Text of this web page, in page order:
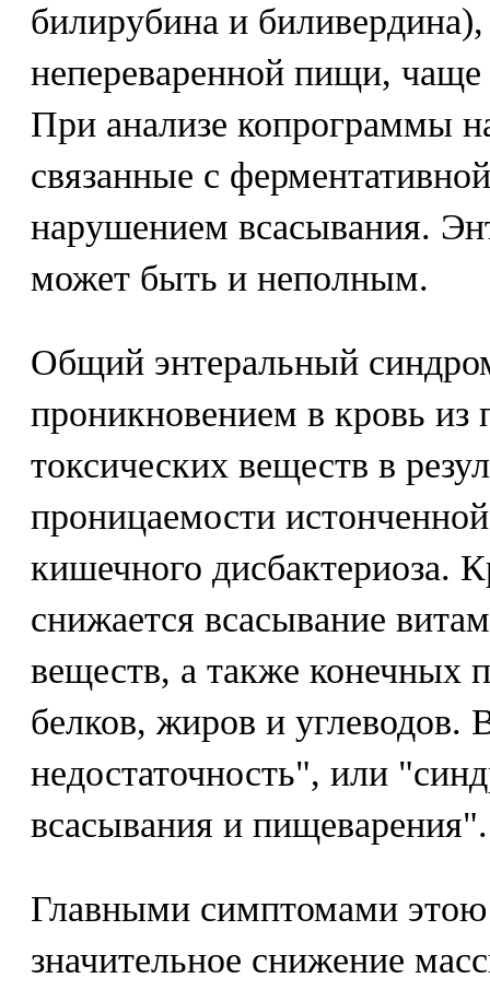
билирубина и
непереваренной пищи,
При анализе копрограммы
связанные с
нарушением всасывания.
может быть и неполным.
Общий энтеральный
проникновением в кровь из
токсических веществ в
проницаемости
кишечного дисбактериоза.
снижается всасывание
веществ, а также конечных
белков, жиров и углеводов.
недостаточность", или
всасывания и пищеварения".
Главными симптомами
значительное снижение